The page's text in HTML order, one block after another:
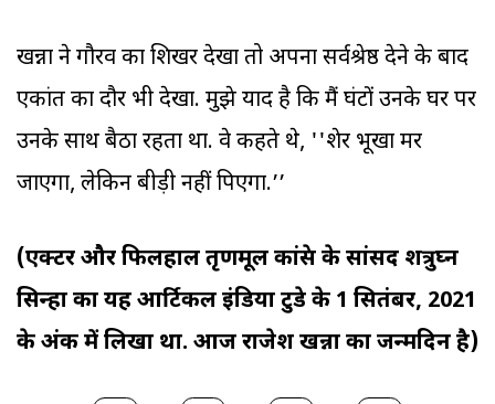
खन्ना ने गौरव का शिखर देखा तो अपना सर्वश्रेष्ठ देने के बाद
एकांत का दौर भी देखा. मुझे याद है कि मैं घंटों उनके घर पर
उनके साथ बैठा रहता था. वे कहते थे, ''शेर भूखा मर
जाएगा, लेकिन बीड़ी नहीं पिएगा.’’
(एक्टर और फिलहाल तृणमूल कांग्रेस के सांसद शत्रुघ्न
सिन्हा का यह आर्टिकल इंडिया टुडे के 1 सितंबर, 2021
के अंक में लिखा था. आज राजेश खन्ना का जन्मदिन है)